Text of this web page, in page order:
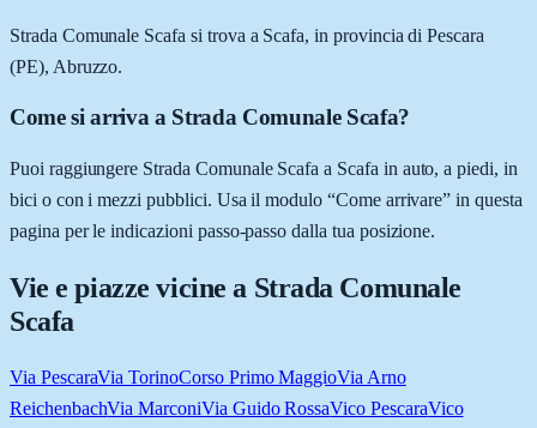
Strada Comunale Scafa si trova a Scafa, in provincia di Pescara
(PE), Abruzzo.
Come si arriva a Strada Comunale Scafa?
Puoi raggiungere Strada Comunale Scafa a Scafa in auto, a piedi, in
bici o con i mezzi pubblici. Usa il modulo “Come arrivare” in questa
pagina per le indicazioni passo-passo dalla tua posizione.
Vie e piazze vicine a Strada Comunale
Scafa
Via PescaraVia TorinoCorso Primo MaggioVia Arno
ReichenbachVia MarconiVia Guido RossaVico PescaraVico